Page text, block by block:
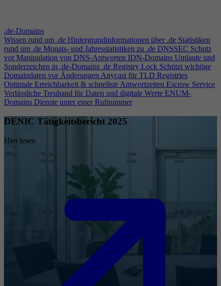
.de-Domains
Wissen rund um .de Hintergrundinformationen über .de Statistiken
rund um .de Monats- und Jahresstatistiken zu .de DNSSEC Schutz
vor Manipulation von DNS-Antworten IDN-Domains Umlaute und
Sonderzeichen in .de-Domains .de Registry Lock Schützt wichtige
Domaindaten vor ÄnderungenAnycast für TLD Registries
Optimale Erreichbarkeit & schnellste Antwortzeiten Escrow Service
Verlässliche Treuhand für Daten und digitale Werte ENUM-
Domains Dienste unter einer Rufnummer
DENIC Tätigkeitsbericht 2025
Hier lesen